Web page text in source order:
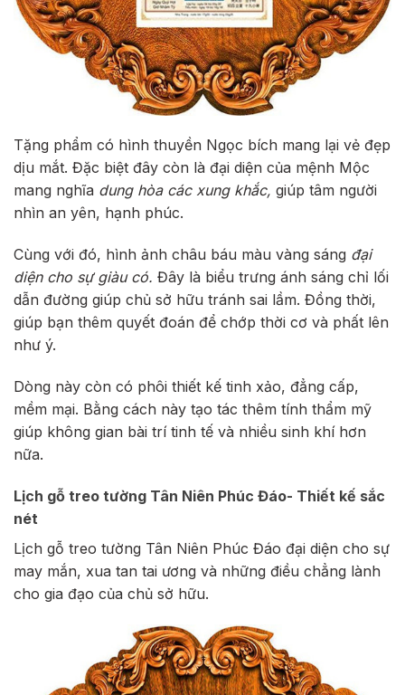
Tặng phẩm có hình thuyền Ngọc bích mang lại vẻ đẹp
dịu mắt. Đặc biệt đây còn là đại diện của mệnh Mộc
mang nghĩa dung hòa các xung khắc, giúp tâm người
nhìn an yên, hạnh phúc.
Cùng với đó, hình ảnh châu báu màu vàng sáng đại
diện cho sự giàu có. Đây là biểu trưng ánh sáng chỉ lối
dẫn đường giúp chủ sở hữu tránh sai lầm. Đồng thời,
giúp bạn thêm quyết đoán để chớp thời cơ và phất lên
như ý.
Dòng này còn có phôi thiết kế tinh xảo, đẳng cấp,
mềm mại. Bằng cách này tạo tác thêm tính thẩm mỹ
giúp không gian bài trí tinh tế và nhiều sinh khí hơn
nữa.
Lịch gỗ treo tường Tân Niên Phúc Đáo- Thiết kế sắc
nét
Lịch gỗ treo tường Tân Niên Phúc Đáo đại diện cho sự
may mắn, xua tan tai ương và những điều chẳng lành
cho gia đạo của chủ sở hữu.